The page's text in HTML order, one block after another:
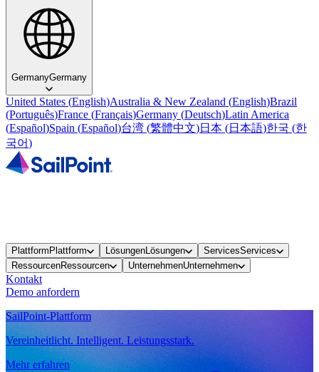
GermanyGermany
United States (English)Australia & New Zealand (English)Brazil
(Português)France (Français)Germany (Deutsch)Latin America
(Español)Spain (Español)台湾 (繁體中文)日本 (日本語)한국 (한
국어)
Plattform Plattform LösungenLösungen ServicesServices
RessourcenRessourcen UnternehmenUnternehmen
Kontakt
Demo anfordern
SailPoint-Plattform
Vereinheitlicht. Intelligent. Leistungsstark.
Mehr erfahren